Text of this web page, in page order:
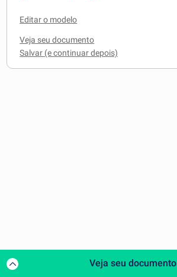
Editar o modelo
Veja seu documento
Veja seu documento